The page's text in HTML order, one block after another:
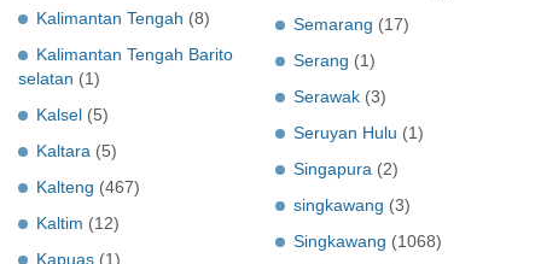
Kalimantan Tengah (8)
Kalimantan Tengah Barito
selatan (1)
Kalsel (5)
Kaltara (5)
Kalteng (467)
Kaltim (12)
Kapuas (1)
Semarang (17)
Serang (1)
Serawak (3)
Seruyan Hulu (1)
Singapura (2)
singkawang (3)
Singkawang (1068)